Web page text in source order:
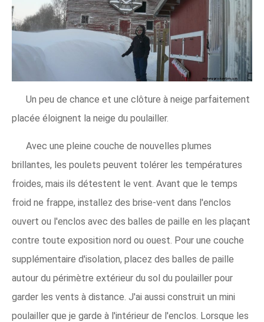
Un peu de chance et une clôture à neige parfaitement
placée éloignent la neige du poulailler.
Avec une pleine couche de nouvelles plumes
brillantes, les poulets peuvent tolérer les températures
froides, mais ils détestent le vent. Avant que le temps
froid ne frappe, installez des brise-vent dans l'enclos
ouvert ou l'enclos avec des balles de paille en les plaçant
contre toute exposition nord ou ouest. Pour une couche
supplémentaire d'isolation, placez des balles de paille
autour du périmètre extérieur du sol du poulailler pour
garder les vents à distance. J'ai aussi construit un mini
poulailler que je garde à l'intérieur de l'enclos. Lorsque les